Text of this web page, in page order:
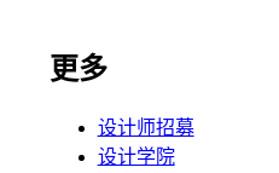
更多
设计师招募
设计学院